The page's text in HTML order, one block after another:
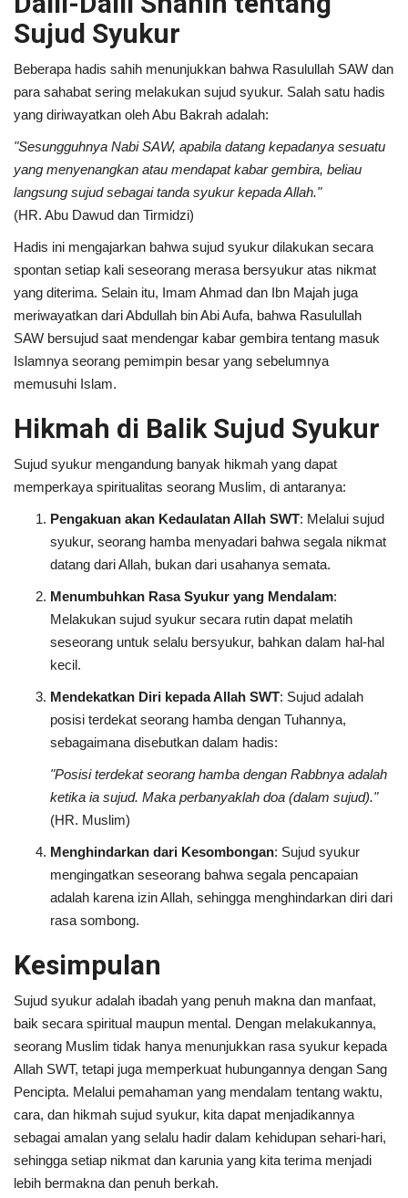
Sujud Syukur
Beberapa hadis sahih menunjukkan bahwa Rasulullah SAW dan
para sahabat sering melakukan sujud syukur. Salah satu hadis
yang diriwayatkan oleh Abu Bakrah adalah:
"Sesungguhnya Nabi SAW, apabila datang kepadanya sesuatu
yang menyenangkan atau mendapat kabar gembira, beliau
langsung sujud sebagai tanda syukur kepada Allah."
(HR. Abu Dawud dan Tirmidzi)
Hadis ini mengajarkan bahwa sujud syukur dilakukan secara
spontan setiap kali seseorang merasa bersyukur atas nikmat
yang diterima. Selain itu, Imam Ahmad dan Ibn Majah juga
meriwayatkan dari Abdullah bin Abi Aufa, bahwa Rasulullah
SAW bersujud saat mendengar kabar gembira tentang masuk
Islamnya seorang pemimpin besar yang sebelumnya
memusuhi Islam.
Hikmah di Balik Sujud Syukur
Sujud syukur mengandung banyak hikmah yang dapat
memperkaya spiritualitas seorang Muslim, di antaranya:
Pengakuan akan Kedaulatan Allah SWT: Melalui sujud
syukur, seorang hamba menyadari bahwa segala nikmat
datang dari Allah, bukan dari usahanya semata.
Menumbuhkan Rasa Syukur yang Mendalam:
Melakukan sujud syukur secara rutin dapat melatih
seseorang untuk selalu bersyukur, bahkan dalam hal-hal
kecil.
Mendekatkan Diri kepada Allah SWT: Sujud adalah
posisi terdekat seorang hamba dengan Tuhannya,
sebagaimana disebutkan dalam hadis:
"Posisi terdekat seorang hamba dengan Rabbnya adalah
ketika ia sujud. Maka perbanyaklah doa (dalam sujud)."
(HR. Muslim)
Menghindarkan dari Kesombongan: Sujud syukur
mengingatkan seseorang bahwa segala pencapaian
adalah karena izin Allah, sehingga menghindarkan diri dari
rasa sombong.
Kesimpulan
Sujud syukur adalah ibadah yang penuh makna dan manfaat,
baik secara spiritual maupun mental. Dengan melakukannya,
seorang Muslim tidak hanya menunjukkan rasa syukur kepada
Allah SWT, tetapi juga memperkuat hubungannya dengan Sang
Pencipta. Melalui pemahaman yang mendalam tentang waktu,
cara, dan hikmah sujud syukur, kita dapat menjadikannya
sebagai amalan yang selalu hadir dalam kehidupan sehari-hari,
sehingga setiap nikmat dan karunia yang kita terima menjadi
lebih bermakna dan penuh berkah.